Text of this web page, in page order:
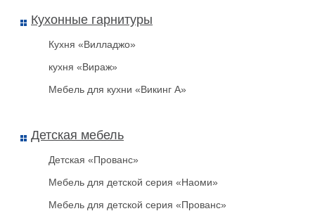
Кухонные гарнитуры
Кухня «Вилладжо»
кухня «Вираж»
Мебель для кухни «Викинг А»
Детская мебель
Детская «Прованс»
Мебель для детской серия «Наоми»
Мебель для детской серия «Прованс»